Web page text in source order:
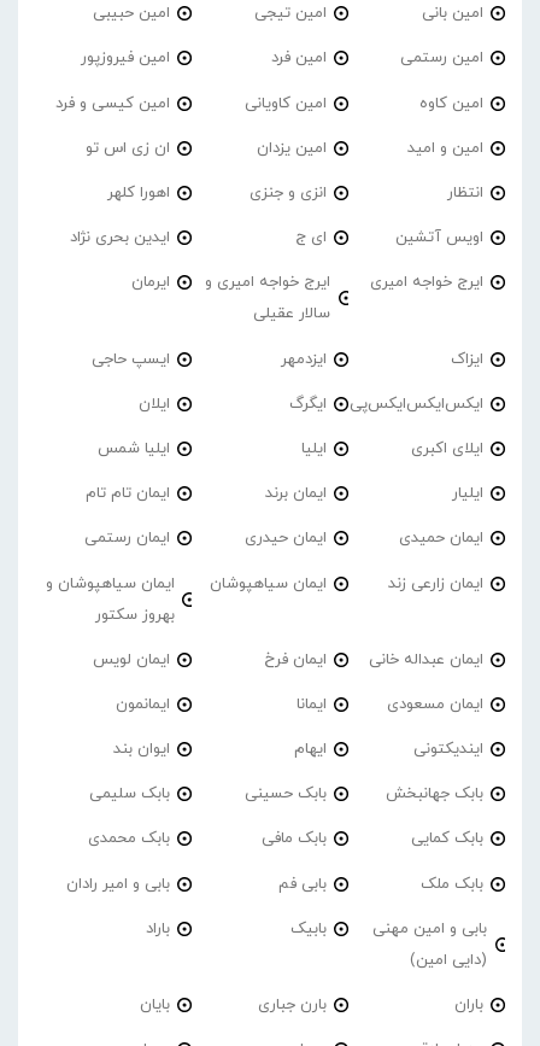
امین بانی امین تیجی امین حبیبی
امین رستمی امین فرد امین فیروزپور
امین کاوه امین کاویانی امین کیسی و فرد
امین و امید امین یزدان ان زی اس تو
انتظار انزی و جنزی اهورا کلهر
اویس آتشین ای ج ایدین بحری نژاد
ایرج خواجه امیری
ایرج خواجه امیری و
سالار عقیلی
ایرمان
ایزاک ایزدمهر ایسپ حاجی
ایکس‌ایکس‌ایکس‌پی ایگرگ ایلان
ایلای اکبری ایلیا ایلیا شمس
ایلیار ایمان برند ایمان تام تام
ایمان حمیدی ایمان حیدری ایمان رستمی
ایمان زارعی زند ایمان سیاهپوشان
ایمان سیاهپوشان و
بهروز سکتور
ایمان عبداله خانی ایمان فرخ ایمان لویس
ایمان مسعودی ایمانا ایمانمون
ایندیکتونی ایهام ایوان بند
بابک جهانبخش بابک حسینی بابک سلیمی
بابک کمایی بابک مافی بابک محمدی
بابک ملک بابی فم بابی و امیر رادان
بابی و امین مهنی
(دایی امین)
بابیک باراد
باران بارن جباری بایان